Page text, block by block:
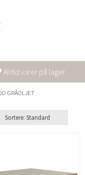
Alltid varer på lager
GRÅOLJET